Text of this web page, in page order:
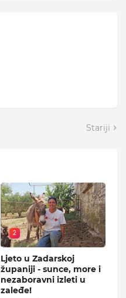
Stariji
2
Ljeto u Zadarskoj
županiji - sunce, more i
nezaboravni izleti u
zaleđe!